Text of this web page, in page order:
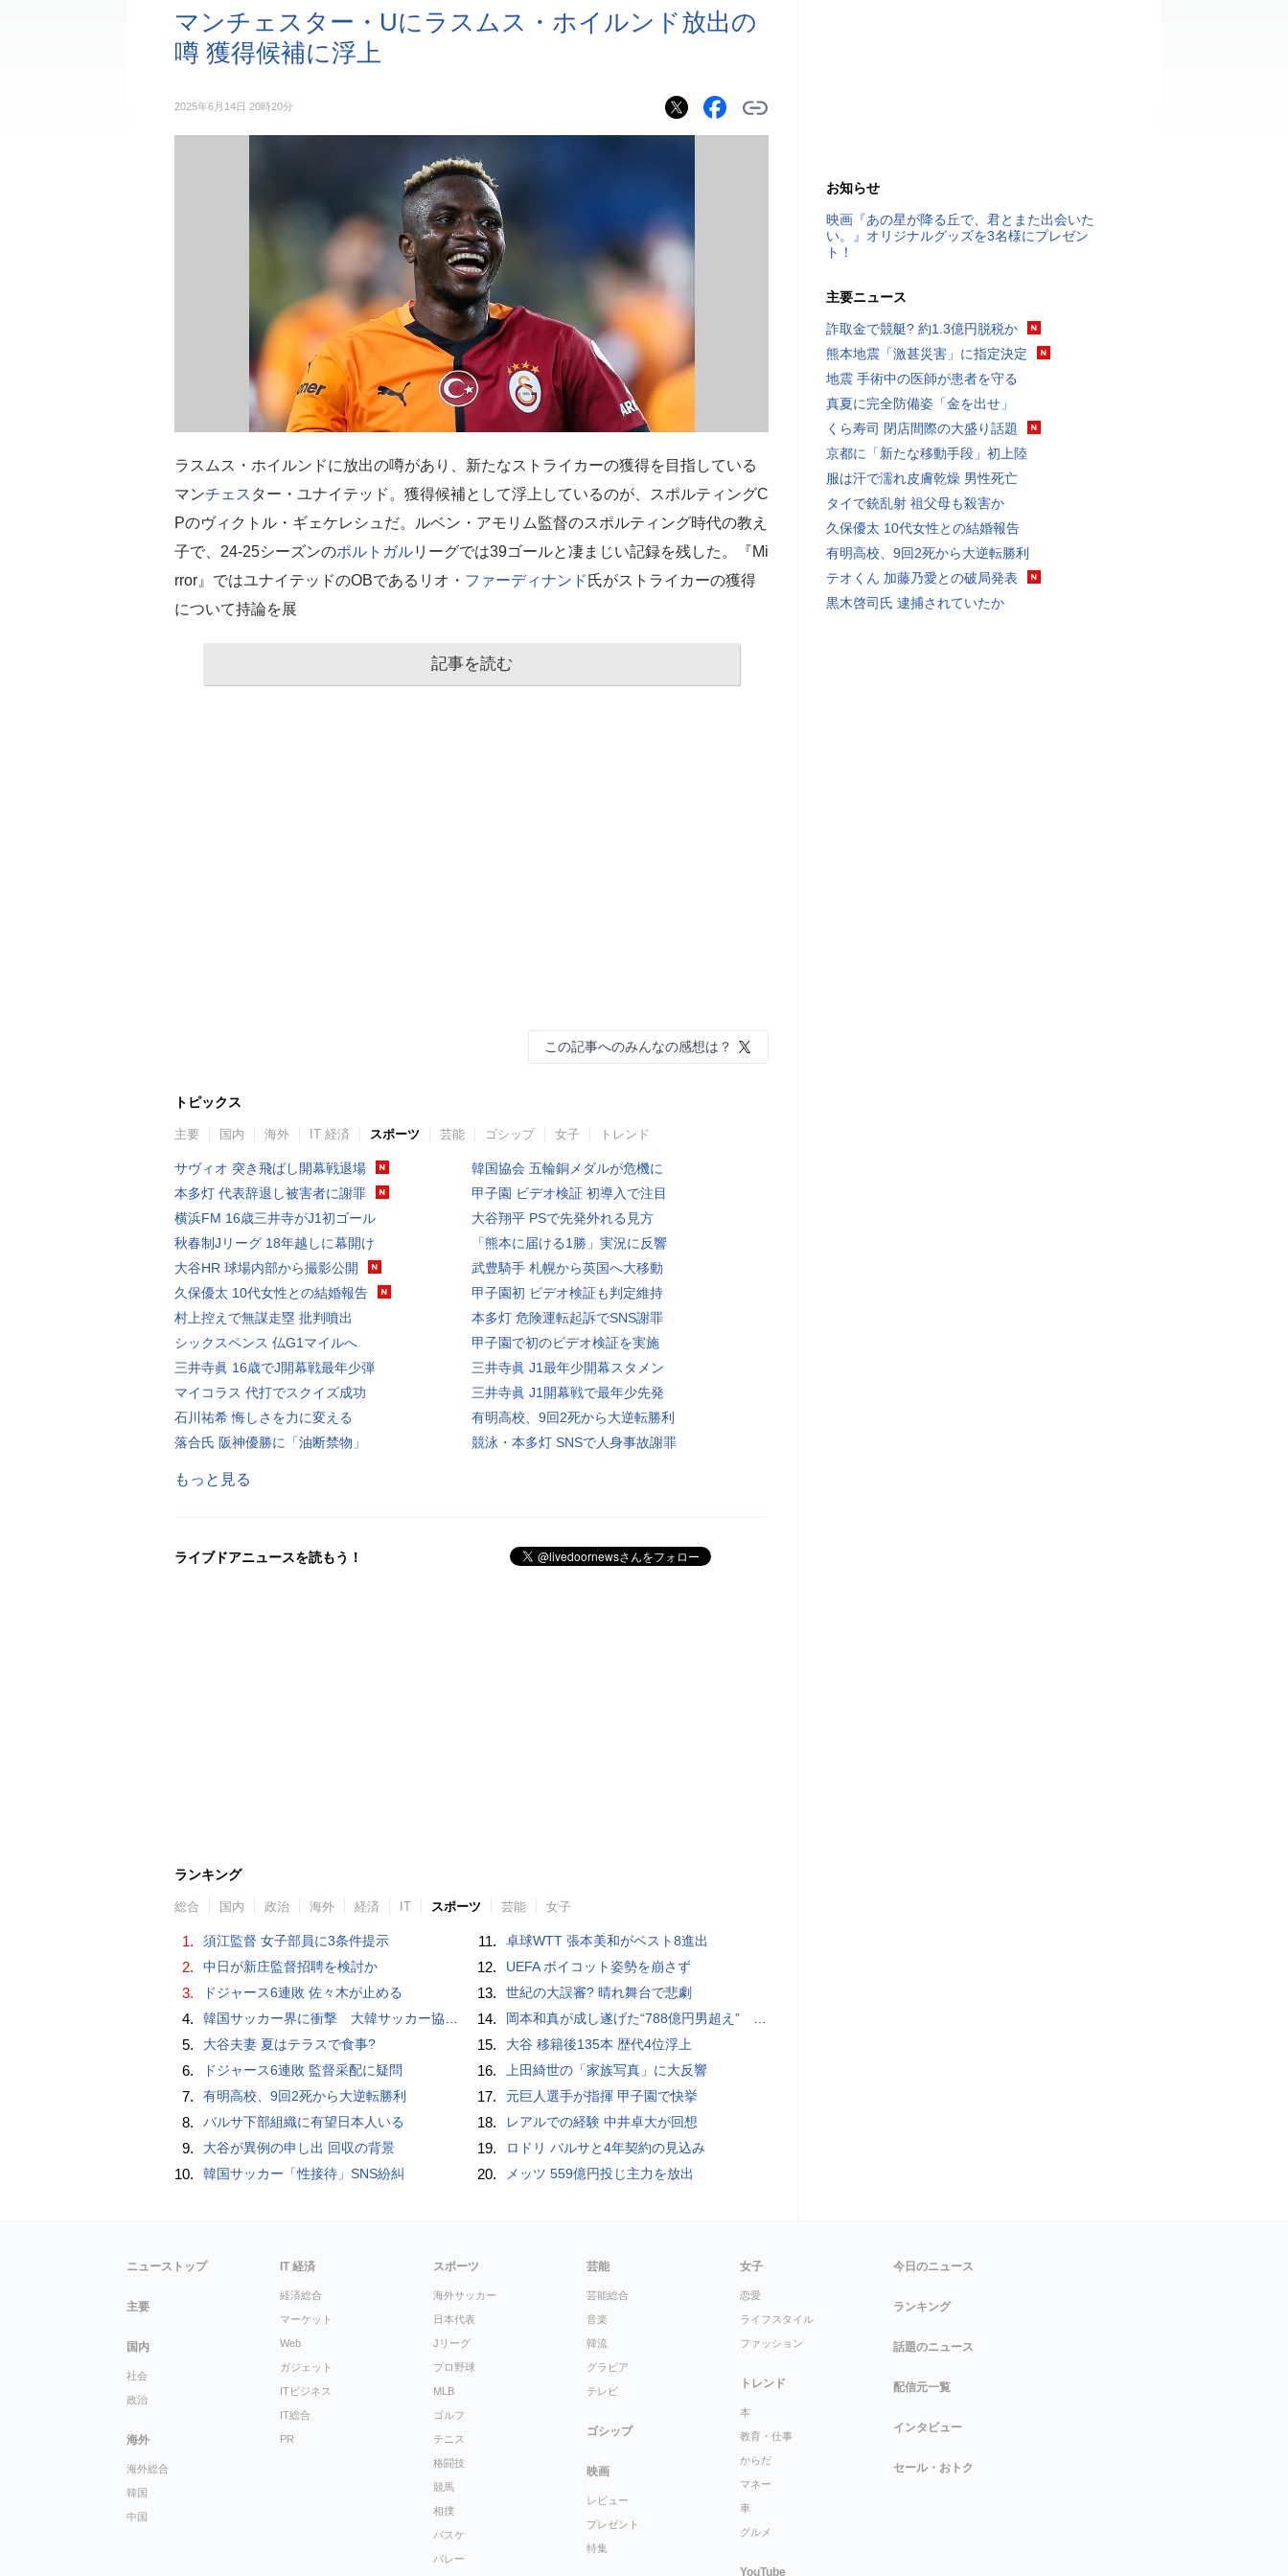
マンチェスター・Uにラスムス・ホイルンド放出の
噂 獲得候補に浮上
2025年6月14日 20時20分
ラスムス・ホイルンドに放出の噂があり、新たなストライカーの獲得を目指している
マンチェス ター・ユナイテッド。獲得候補として浮上しているのが、スポルティングC
Pのヴィクトル・ギェケレシュだ。ルベン・アモリム監督のスポルティング時代の教え
子で、24-25シーズンのポルトガルリーグでは39ゴールと凄まじい記録を残した。『Mi
rror』ではユナイテッドのOBであるリオ・ ファーディナンド 氏がストライカーの獲得
について持論を展
記事を読む
この記事へのみんなの感想は？
トピックス
主要 国内 海外 IT 経済 スポーツ 芸能 ゴシップ 女子 トレンド
サヴィオ 突き飛ばし開幕戦退場
本多灯 代表辞退し被害者に謝罪
横浜FM 16歳三井寺がJ1初ゴール
秋春制Jリーグ 18年越しに幕開け
大谷HR 球場内部から撮影公開
久保優太 10代女性との結婚報告
村上控えで無謀走塁 批判噴出
シックスペンス 仏G1マイルへ
三井寺眞 16歳でJ開幕戦最年少弾
マイコラス 代打でスクイズ成功
石川祐希 悔しさを力に変える
落合氏 阪神優勝に「油断禁物」
韓国協会 五輪銅メダルが危機に
甲子園 ビデオ検証 初導入で注目
大谷翔平 PSで先発外れる見方
「熊本に届ける1勝」実況に反響
武豊騎手 札幌から英国へ大移動
甲子園初 ビデオ検証も判定維持
本多灯 危険運転起訴でSNS謝罪
甲子園で初のビデオ検証を実施
三井寺眞 J1最年少開幕スタメン
三井寺眞 J1開幕戦で最年少先発
有明高校、9回2死から大逆転勝利
競泳・本多灯 SNSで人身事故謝罪
もっと見る
ライブドアニュースを読もう！
ランキング
総合 国内 政治 海外 経済 IT スポーツ 芸能 女子
1. 須江監督 女子部員に3条件提示
2. 中日が新庄監督招聘を検討か
3. ドジャース6連敗 佐々木が止める
4. 韓国サッカー界に衝撃 大韓サッカー協会に外国人審判への“性的接待”疑惑 韓国メディアが報道
5. 大谷夫妻 夏はテラスで食事?
6. ドジャース6連敗 監督采配に疑問
7. 有明高校、9回2死から大逆転勝利
8. バルサ下部組織に有望日本人いる
9. 大谷が異例の申し出 回収の背景
10. 韓国サッカー「性接待」SNS紛糾
11. 卓球WTT 張本美和がベスト8進出
12. UEFA ボイコット姿勢を崩さず
13. 世紀の大誤審? 晴れ舞台で悲劇
14. 岡本和真が成し遂げた“788億円男超え” いつのまにか「3位」…見据える球団記録更新
15. 大谷 移籍後135本 歴代4位浮上
16. 上田綺世の「家族写真」に大反響
17. 元巨人選手が指揮 甲子園で快挙
18. レアルでの経験 中井卓大が回想
19. ロドリ バルサと4年契約の見込み
20. メッツ 559億円投じ主力を放出
お知らせ
映画『あの星が降る丘で、君とまた出会いた
い。』オリジナルグッズを3名様にプレゼン
ト！
主要ニュース
詐取金で競艇? 約1.3億円脱税か
熊本地震「激甚災害」に指定決定
地震 手術中の医師が患者を守る
真夏に完全防備姿「金を出せ」
くら寿司 閉店間際の大盛り話題
京都に「新たな移動手段」初上陸
服は汗で濡れ皮膚乾燥 男性死亡
タイで銃乱射 祖父母も殺害か
久保優太 10代女性との結婚報告
有明高校、9回2死から大逆転勝利
テオくん 加藤乃愛との破局発表
黒木啓司氏 逮捕されていたか
ニューストップ
主要
国内
社会
政治
海外
海外総合
韓国
中国
IT 経済
経済総合
マーケット
Web
ガジェット
ITビジネス
IT総合
PR
スポーツ
海外サッカー
日本代表
Jリーグ
プロ野球
MLB
ゴルフ
テニス
格闘技
競馬
相撲
バスケ
バレー
芸能
芸能総合
音楽
韓流
グラビア
テレビ
ゴシップ
映画
レビュー
プレゼント
特集
女子
恋愛
ライフスタイル
ファッション
トレンド
本
教育・仕事
からだ
マネー
車
グルメ
YouTube
今日のニュース
ランキング
話題のニュース
配信元一覧
インタビュー
セール・おトク